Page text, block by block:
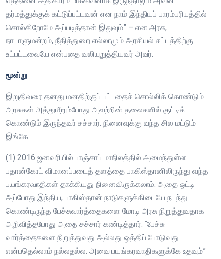
தர்மத்துக்குக் கட்டுப்பட்டவன் என நாம் இந்தியப் பாரம்பரியத்தில்
சொல்கிறோமே அப்படித்தான் இதுவும்” – என அரசு,
நாடாளுமன்றம், நீதித்துறை எல்லாமும் அரசியல் சட்டத்திற்கு
உட்பட்டவையே என்பதை வலியுறுத்தியவர் அவர்.
மூன்று
இறுதிவரை தனது மனதிற்குப் பட்டதைச் சொல்லிக் கொண்டும்
அரசுகள் அத்துமீறும்போது அவற்றின் தலைகளில் குட்டிக்
கொண்டும் இருந்தவர் சச்சார். நினைவுக்கு வந்த சில மட்டும்
இங்கே:
(1) 2016 ஜனவரியில் பாஞ்சாப் மாநிலத்தில் அமைந்துள்ள
பதான்கோட் விமானப்படைத் தளத்தை பாகிஸ்தானிலிருந்து வந்த
பயங்கரவாதிகள் தாக்கியது நினைவிருக்கலாம். அதை ஒட்டி
அப்போது இந்திய, பாகிஸ்தான் நாடுகளுக்கிடையே நடந்து
கொண்டிருந்த பேச்சுவார்த்தைகளை மோடி அரசு நிறுத்துவதாக
அறிவித்தபோது அதை சச்சார் கண்டித்தார். “பேச்சு
வார்த்தைகளை நிறுத்துவது அல்லது ஒத்திப் போடுவது
என்பதெல்லாம் நல்லதல்ல. அவை பயங்கரவாதிகளுக்கே உதவும்”